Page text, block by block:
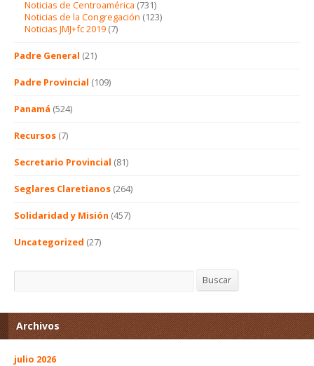
Noticias de Centroamérica (731)
Noticias de la Congregación (123)
Noticias JMJ+fc 2019 (7)
Padre General (21)
Padre Provincial (109)
Panamá (524)
Recursos (7)
Secretario Provincial (81)
Seglares Claretianos (264)
Solidaridad y Misión (457)
Uncategorized (27)
Buscar
Archivos
julio 2026